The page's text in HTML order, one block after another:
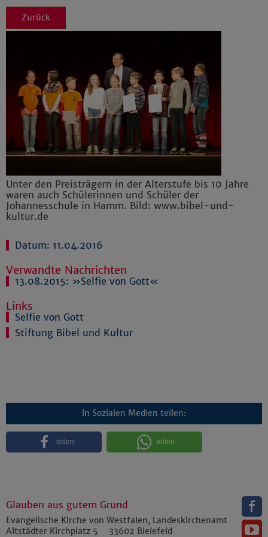
Zurück
Unter den Preisträgern in der Alterstufe bis 10 Jahre
waren auch Schülerinnen und Schüler der
Johannesschule in Hamm. Bild: www.bibel-und-
kultur.de
Datum: 11.04.2016
Verwandte Nachrichten
13.08.2015: »Selfie von Gott«
Links
Selfie von Gott
Stiftung Bibel und Kultur
In Sozialen Medien teilen:
teilen teilen
Glauben aus gutem Grund
Evangelische Kirche von Westfalen, Landeskirchenamt
Altstädter Kirchplatz 5
33602 Bielefeld